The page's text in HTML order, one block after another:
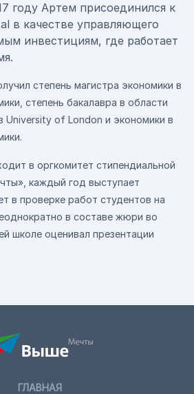
году Артем присоединился к
в качестве управляющего
инвестициям, где работает
степень магистра экономики в
степень бакалавра в области
University of London и экономики в
в оргкомитет стипендиальной
каждый год выступает
в проверке работ студентов на
в составе жюри во
школе оценивал презентации
ГЛАВНАЯ